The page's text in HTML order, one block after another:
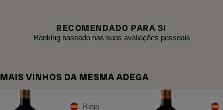
RECOMENDADO PARA SI
Ranking baseado nas suas avaliações pessoais
MAIS VINHOS DA MESMA ADEGA
Rioja